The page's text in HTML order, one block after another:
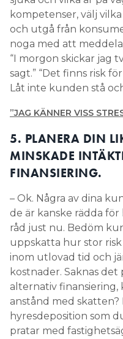
kompetenser, välj
och utgå från
noga med att
“I morgon skickar jag
sagt.” “Det finns risk
Låt inte kunden stå
”JAG KÄNNER VISS
5. PLANERA DIN
MINSKADE
FINANSIERING.
– Ok. Några av dina
de är kanske rädda
råd just nu. Bedöm
uppskatta hur stor
inom utlovad tid och
kostnader. Saknas
alternativ finansiering,
anstånd med
hyresdeposition som
pratar med